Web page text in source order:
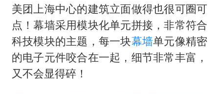
美团上海中心的建筑立面做得也很可圈可
点！幕墙采用模块化单元拼接，非常符合
科技模块的主题，每一块幕墙单元像精密
的电子元件咬合在一起，细节非常丰富，
又不会显得碎！